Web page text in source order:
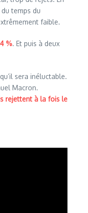
temps du
faible.
%. Et puis à deux
sera inéluctable.
Macron.
rejettent à la fois le